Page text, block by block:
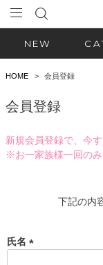
NEW
HOME 会員登録
会員登録
新規会員登録で、今
※お一家族様一回のみ
下記の内
氏名